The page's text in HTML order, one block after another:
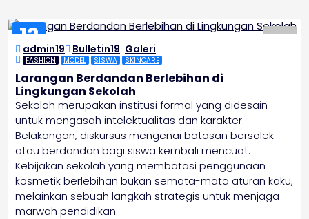
12
JAN
2026
admin19 Bulletin19 Galeri
FASHION MODEL SISWA SKINCARE
Larangan Berdandan Berlebihan di
Lingkungan Sekolah
Sekolah merupakan institusi formal yang didesain
untuk mengasah intelektualitas dan karakter.
Belakangan, diskursus mengenai batasan bersolek
atau berdandan bagi siswa kembali mencuat.
Kebijakan sekolah yang membatasi penggunaan
kosmetik berlebihan bukan semata-mata aturan kaku,
melainkan sebuah langkah strategis untuk menjaga
marwah pendidikan.